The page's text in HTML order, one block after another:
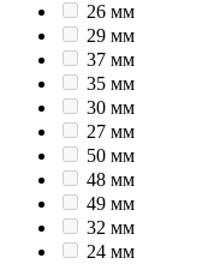
26 мм
29 мм
37 мм
35 мм
30 мм
27 мм
50 мм
48 мм
49 мм
32 мм
24 мм